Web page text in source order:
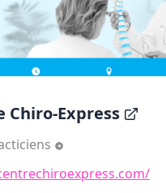
Chiro-Express